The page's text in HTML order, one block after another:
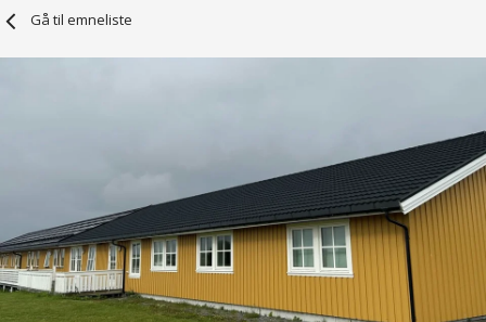
Gå til emneliste